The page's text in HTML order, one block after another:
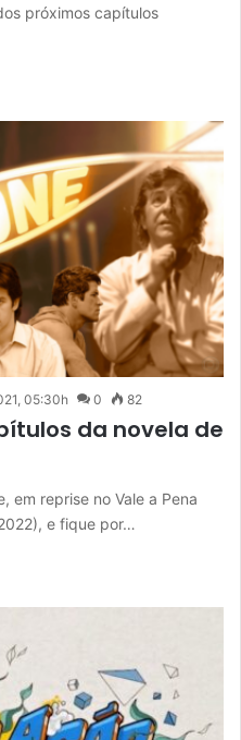
próximos capítulos
05:30h 0 82
da novela de
em reprise no Vale a Pena
e fique por…